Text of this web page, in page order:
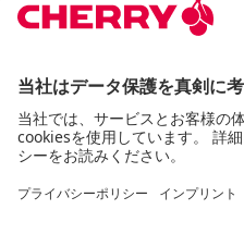
キャリア
内部告発制度
企業行動規範